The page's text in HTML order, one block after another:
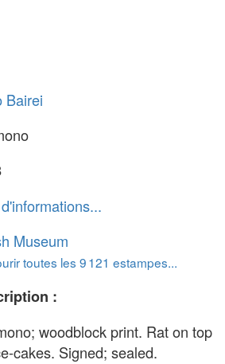
Bairei
Museum
toutes les 9 121 estampes...
:
woodblock print. Rat on top
cakes. Signed; sealed.